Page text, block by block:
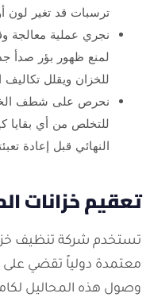
ترسبات قد تغير لون
نجري عملية معالجة
لمنع ظهور بؤر صدأ
للخزان ويقلل تكاليف
نحرص على شطف
للتخلص من أي بقايا
النهائي قبل إعادة
تعقيم خزانات
تستخدم شركة تنظيف
معتمدة دولياً تقضي على
وصول هذه المحاليل